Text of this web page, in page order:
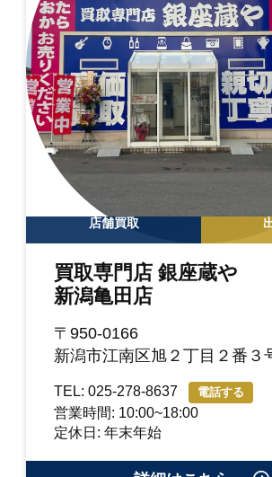
店舗買取
買取専門店 銀座蔵や
新潟亀田店
〒950-0166
新潟市江南区旭２丁目２番３
TEL: 025-278-8637 電話する
営業時間: 10:00~18:00
定休日: 年末年始